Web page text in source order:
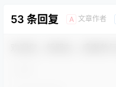
53 条回复 A 文章作者